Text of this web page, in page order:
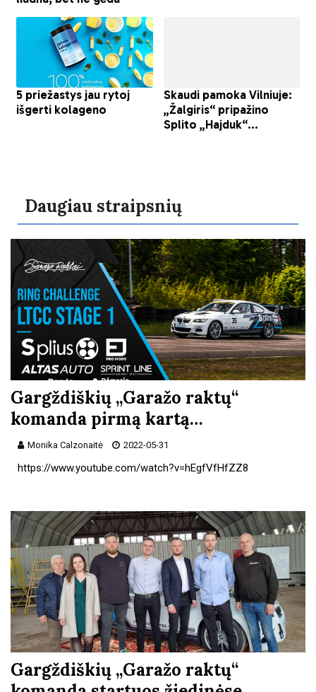
Daugiau straipsnių
Gargždiškių „Garažo raktų“
komanda pirmą kartą…
Monika Calzonaitė 2022-05-31
https://www.youtube.com/watch?v=hEgfVfHfZZ8
Gargždiškių „Garažo raktų“